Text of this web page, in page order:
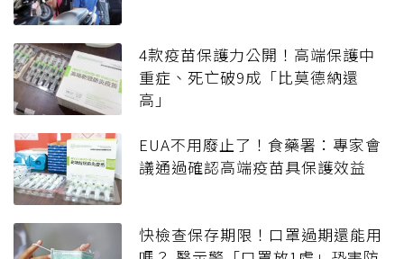
4款疫苗保護力公開！高端保護中
重症、死亡破9成「比莫德納還
高」
EUA不用廢止了！食藥署：專家會
議通過確認高端疫苗具保護效益
快檢查保存期限！口罩過期還能用